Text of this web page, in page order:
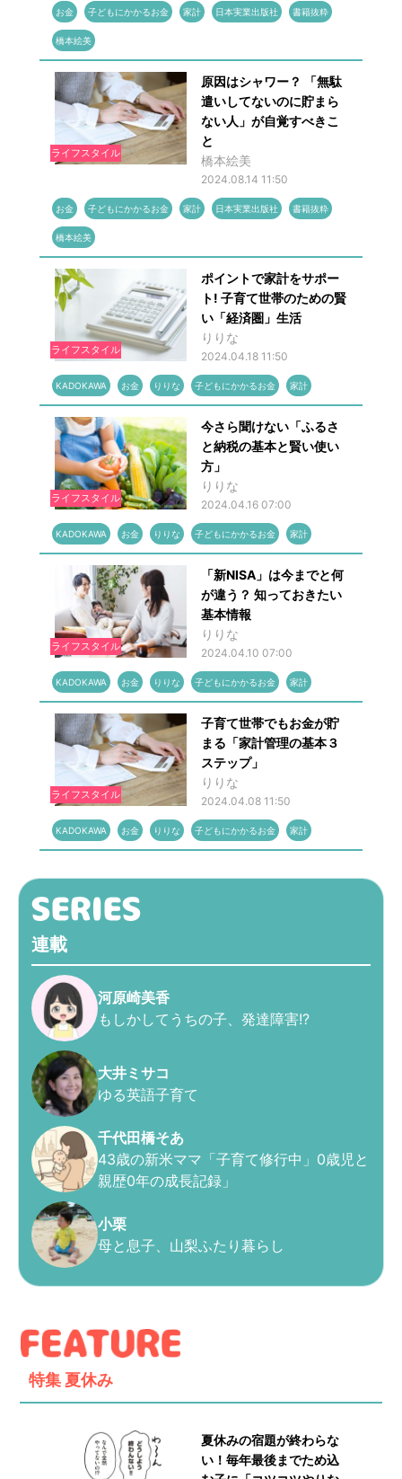
お金 子どもにかかるお金 家計 日本実業出版社 書籍抜粋
橋本絵美
ライフスタイル
原因はシャワー？ 「無駄
遣いしてないのに貯まら
ない人」が自覚すべきこ
と
橋本絵美
2024.08.14 11:50
お金 子どもにかかるお金 家計 日本実業出版社 書籍抜粋
橋本絵美
ライフスタイル
ポイントで家計をサポー
ト! 子育て世帯のための賢
い「経済圏」生活
りりな
2024.04.18 11:50
KADOKAWA お金 りりな 子どもにかかるお金 家計
ライフスタイル
今さら聞けない「ふるさ
と納税の基本と賢い使い
方」
りりな
2024.04.16 07:00
KADOKAWA お金 りりな 子どもにかかるお金 家計
ライフスタイル
「新NISA」は今までと何
が違う？ 知っておきたい
基本情報
りりな
2024.04.10 07:00
KADOKAWA お金 りりな 子どもにかかるお金 家計
ライフスタイル
子育て世帯でもお金が貯
まる「家計管理の基本３
ステップ」
りりな
2024.04.08 11:50
KADOKAWA お金 りりな 子どもにかかるお金 家計
連載
河原崎美香
もしかしてうちの子、発達障害!?
大井ミサコ
ゆる英語子育て
千代田橋そあ
43歳の新米ママ「子育て修行中」0歳児と
親歴0年の成長記録」
小栗
母と息子、山梨ふたり暮らし
特集 夏休み
夏休みの宿題が終わらな
い！毎年最後までため込